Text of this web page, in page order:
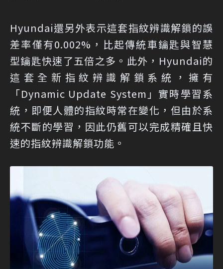
Hyundai還另外表示這套指紋辨識解鎖的誤
差率僅有0.002%，比起傳統車鑰匙與智慧
型鑰匙快速了五倍之多。此外，Hyundai的
這套全新指紋辨識解鎖系統，擁有
「Dynamic Update System」實時學習系
統，即便人體的指紋時常在變化，但由於系
統不斷的學習，因此仍舊可以完成精確且快
速的指紋辨識解鎖功能。